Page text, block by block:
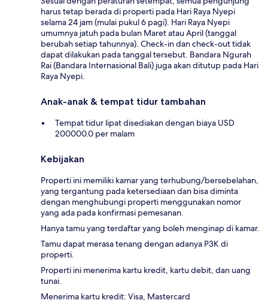
harus tetap berada di properti pada Hari Raya Nyepi
selama 24 jam (mulai pukul 6 pagi). Hari Raya Nyepi
umumnya jatuh pada bulan Maret atau April (tanggal
berubah setiap tahunnya). Check-in dan check-out tidak
dapat dilakukan pada tanggal tersebut. Bandara Ngurah
Rai (Bandara Internasional Bali) juga akan ditutup pada Hari
Raya Nyepi.
Anak-anak & tempat tidur tambahan
Tempat tidur lipat disediakan dengan biaya USD
200000.0 per malam
Kebijakan
Properti ini memiliki kamar yang terhubung/bersebelahan,
yang tergantung pada ketersediaan dan bisa diminta
dengan menghubungi properti menggunakan nomor
yang ada pada konfirmasi pemesanan.
Hanya tamu yang terdaftar yang boleh menginap di kamar.
Tamu dapat merasa tenang dengan adanya P3K di
properti.
Properti ini menerima kartu kredit, kartu debit, dan uang
tunai.
Menerima kartu kredit: Visa, Mastercard